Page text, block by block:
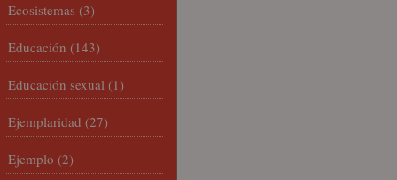
Ecosistemas (3)
Educación (143)
Educación sexual (1)
Ejemplaridad (27)
Ejemplo (2)